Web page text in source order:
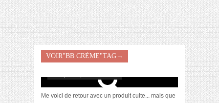
VOIR"BB CRÈME"TAG→
[Revue] La BB Crème 12h SkinActive de
Garnier
Me voici de retour avec un produit culte... mais que